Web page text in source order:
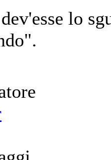
lo